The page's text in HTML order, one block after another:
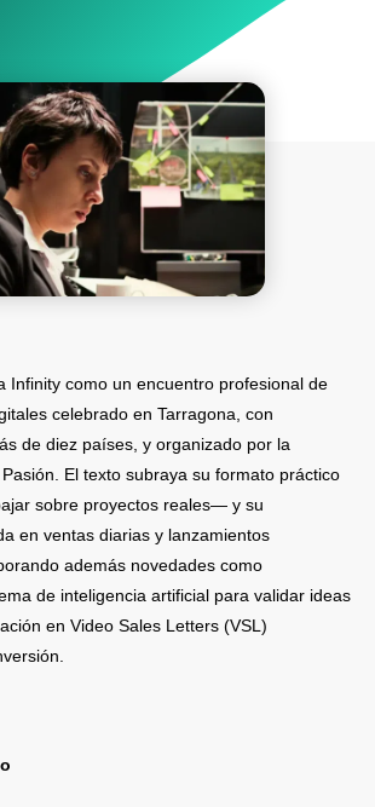
Infinity como un encuentro profesional de
celebrado en Tarragona, con
de diez países, y organizado por la
El texto subraya su formato práctico
sobre proyectos reales— y su
en ventas diarias y lanzamientos
además novedades como
de inteligencia artificial para validar ideas
en Video Sales Letters (VSL)